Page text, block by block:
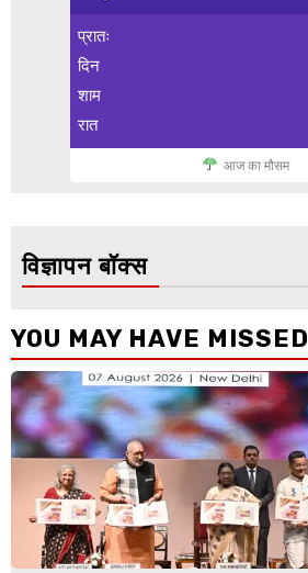
प्रातः
दिन
शाम
रात
आज का मौसम
विज्ञापन बॉक्स
YOU MAY HAVE MISSED